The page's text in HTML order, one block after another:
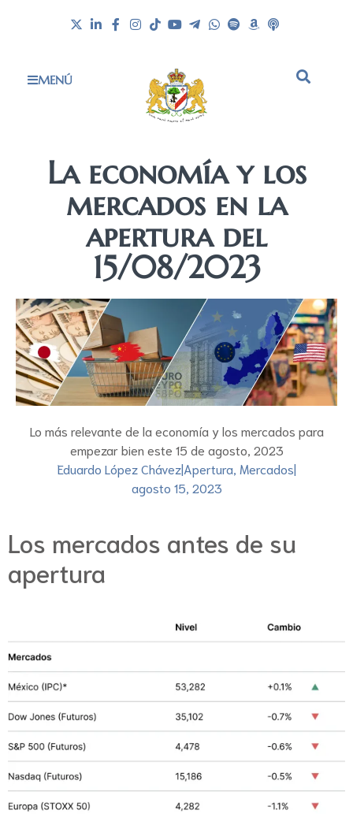
MENÚ
La economía y los
mercados en la
apertura del
15/08/2023
Lo más relevante de la economía y los mercados para
empezar bien este 15 de agosto, 2023
Eduardo López Chávez|Apertura, Mercados|
agosto 15, 2023
Los mercados antes de su
apertura